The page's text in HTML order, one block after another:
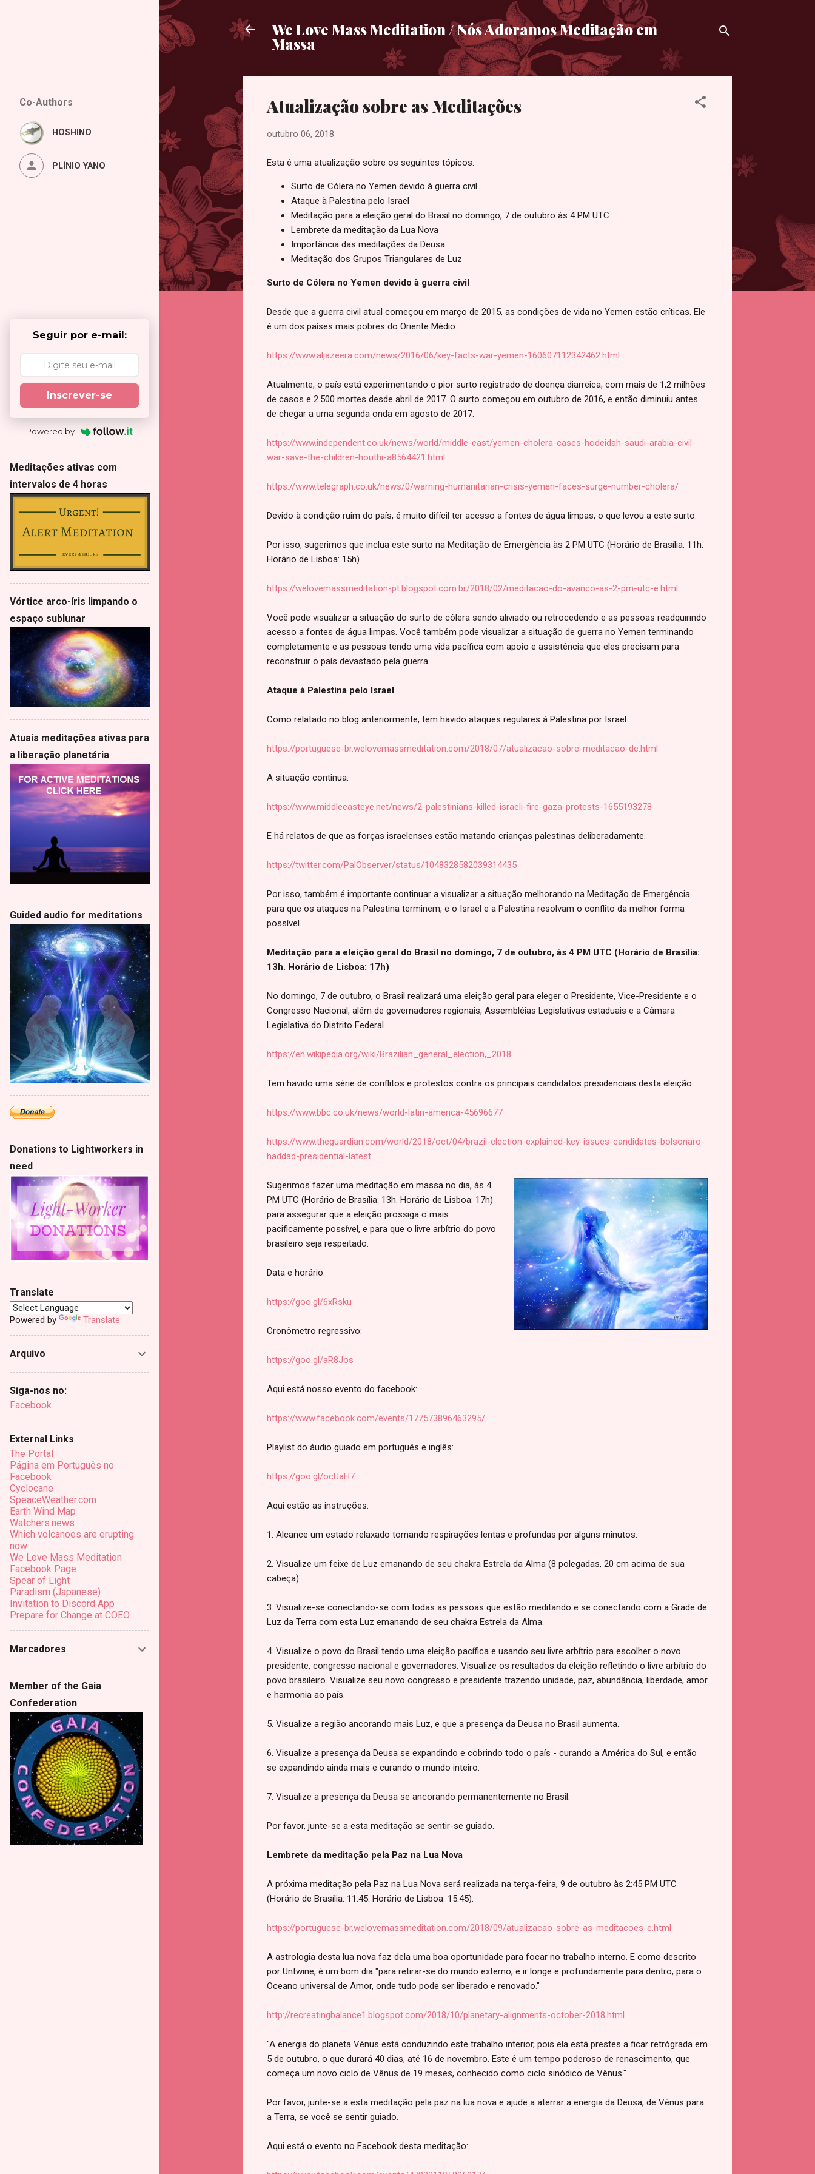
We Love Mass Meditation / Nós Adoramos Meditação em
Massa
Atualização sobre as Meditações
outubro 06, 2018
Esta é uma atualização sobre os seguintes tópicos:
Surto de Cólera no Yemen devido à guerra civil
Ataque à Palestina pelo Israel
Meditação para a eleição geral do Brasil no domingo, 7 de outubro às 4 PM UTC
Lembrete da meditação da Lua Nova
Importância das meditações da Deusa
Meditação dos Grupos Triangulares de Luz
Surto de Cólera no Yemen devido à guerra civil
Desde que a guerra civil atual começou em março de 2015, as condições de vida no Yemen estão críticas. Ele
é um dos países mais pobres do Oriente Médio.
https://www.aljazeera.com/news/2016/06/key-facts-war-yemen-160607112342462.html
Atualmente, o país está experimentando o pior surto registrado de doença diarreica, com mais de 1,2 milhões
de casos e 2.500 mortes desde abril de 2017. O surto começou em outubro de 2016, e então diminuiu antes
de chegar a uma segunda onda em agosto de 2017.
https://www.independent.co.uk/news/world/middle-east/yemen-cholera-cases-hodeidah-saudi-arabia-civil-
war-save-the-children-houthi-a8564421.html
https://www.telegraph.co.uk/news/0/warning-humanitarian-crisis-yemen-faces-surge-number-cholera/
Devido à condição ruim do país, é muito difícil ter acesso a fontes de água limpas, o que levou a este surto.
Por isso, sugerimos que inclua este surto na Meditação de Emergência às 2 PM UTC (Horário de Brasília: 11h.
Horário de Lisboa: 15h)
https://welovemassmeditation-pt.blogspot.com.br/2018/02/meditacao-do-avanco-as-2-pm-utc-e.html
Você pode visualizar a situação do surto de cólera sendo aliviado ou retrocedendo e as pessoas readquirindo
acesso a fontes de água limpas. Você também pode visualizar a situação de guerra no Yemen terminando
completamente e as pessoas tendo uma vida pacífica com apoio e assistência que eles precisam para
reconstruir o país devastado pela guerra.
Ataque à Palestina pelo Israel
Como relatado no blog anteriormente, tem havido ataques regulares à Palestina por Israel.
https://portuguese-br.welovemassmeditation.com/2018/07/atualizacao-sobre-meditacao-de.html
A situação continua.
https://www.middleeasteye.net/news/2-palestinians-killed-israeli-fire-gaza-protests-1655193278
E há relatos de que as forças israelenses estão matando crianças palestinas deliberadamente.
https://twitter.com/PalObserver/status/1048328582039314435
Por isso, também é importante continuar a visualizar a situação melhorando na Meditação de Emergência
para que os ataques na Palestina terminem, e o Israel e a Palestina resolvam o conflito da melhor forma
possível.
Meditação para a eleição geral do Brasil no domingo, 7 de outubro, às 4 PM UTC (Horário de Brasília:
13h. Horário de Lisboa: 17h)
No domingo, 7 de outubro, o Brasil realizará uma eleição geral para eleger o Presidente, Vice-Presidente e o
Congresso Nacional, além de governadores regionais, Assembléias Legislativas estaduais e a Câmara
Legislativa do Distrito Federal.
https://en.wikipedia.org/wiki/Brazilian_general_election,_2018
Tem havido uma série de conflitos e protestos contra os principais candidatos presidenciais desta eleição.
https://www.bbc.co.uk/news/world-latin-america-45696677
https://www.theguardian.com/world/2018/oct/04/brazil-election-explained-key-issues-candidates-bolsonaro-
haddad-presidential-latest
Sugerimos fazer uma meditação em massa no dia, às 4
PM UTC (Horário de Brasília: 13h. Horário de Lisboa: 17h)
para assegurar que a eleição prossiga o mais
pacificamente possível, e para que o livre arbítrio do povo
brasileiro seja respeitado.
Data e horário:
https://goo.gl/6xRsku
Cronômetro regressivo:
https://goo.gl/aR8Jos
Aqui está nosso evento do facebook:
https://www.facebook.com/events/177573896463295/
Playlist do áudio guiado em português e inglês:
https://goo.gl/ocUaH7
Aqui estão as instruções:
1. Alcance um estado relaxado tomando respirações lentas e profundas por alguns minutos.
2. Visualize um feixe de Luz emanando de seu chakra Estrela da Alma (8 polegadas, 20 cm acima de sua
cabeça).
3. Visualize-se conectando-se com todas as pessoas que estão meditando e se conectando com a Grade de
Luz da Terra com esta Luz emanando de seu chakra Estrela da Alma.
4. Visualize o povo do Brasil tendo uma eleição pacífica e usando seu livre arbítrio para escolher o novo
presidente, congresso nacional e governadores. Visualize os resultados da eleição refletindo o livre arbítrio do
povo brasileiro. Visualize seu novo congresso e presidente trazendo unidade, paz, abundância, liberdade, amor
e harmonia ao país.
5. Visualize a região ancorando mais Luz, e que a presença da Deusa no Brasil aumenta.
6. Visualize a presença da Deusa se expandindo e cobrindo todo o país - curando a América do Sul, e então
se expandindo ainda mais e curando o mundo inteiro.
7. Visualize a presença da Deusa se ancorando permanentemente no Brasil.
Por favor, junte-se a esta meditação se sentir-se guiado.
Lembrete da meditação pela Paz na Lua Nova
A próxima meditação pela Paz na Lua Nova será realizada na terça-feira, 9 de outubro às 2:45 PM UTC
(Horário de Brasília: 11:45. Horário de Lisboa: 15:45).
https://portuguese-br.welovemassmeditation.com/2018/09/atualizacao-sobre-as-meditacoes-e.html
A astrologia desta lua nova faz dela uma boa oportunidade para focar no trabalho interno. E como descrito
por Untwine, é um bom dia "para retirar-se do mundo externo, e ir longe e profundamente para dentro, para o
Oceano universal de Amor, onde tudo pode ser liberado e renovado."
http://recreatingbalance1.blogspot.com/2018/10/planetary-alignments-october-2018.html
"A energia do planeta Vênus está conduzindo este trabalho interior, pois ela está prestes a ficar retrógrada em
5 de outubro, o que durará 40 dias, até 16 de novembro. Este é um tempo poderoso de renascimento, que
começa um novo ciclo de Vênus de 19 meses, conhecido como ciclo sinódico de Vênus."
Por favor, junte-se a esta meditação pela paz na lua nova e ajude a aterrar a energia da Deusa, de Vênus para
a Terra, se você se sentir guiado.
Aqui está o evento no Facebook desta meditação:
Co-Authors
HOSHINO
PLÍNIO YANO
Seguir por e-mail:
Inscrever-se
Powered by
Meditações ativas com
intervalos de 4 horas
Vórtice arco-íris limpando o
espaço sublunar
Atuais meditações ativas para
a liberação planetária
Guided audio for meditations
Donations to Lightworkers in
need
Translate
Powered by Translate
Arquivo
Siga-nos no:
Facebook
External Links
The Portal
Página em Português no
Facebook
Cyclocane
SpeaceWeather.com
Earth Wind Map
Watchers.news
Which volcanoes are erupting
now
We Love Mass Meditation
Facebook Page
Spear of Light
Paradism (Japanese)
Invitation to Discord App
Prepare for Change at COEO
Marcadores
Member of the Gaia
Confederation